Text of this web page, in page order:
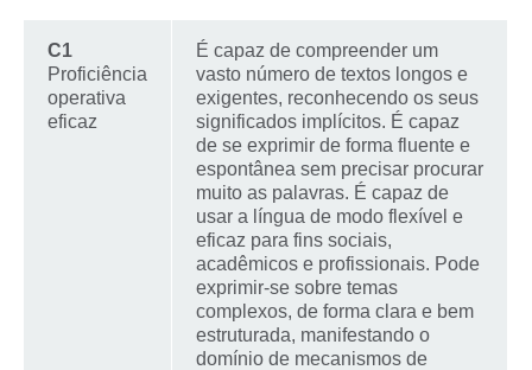
C1
Proficiência
operativa
eficaz
É capaz de compreender um
vasto número de textos longos e
exigentes, reconhecendo os seus
significados implícitos. É capaz
de se exprimir de forma fluente e
espontânea sem precisar procurar
muito as palavras. É capaz de
usar a língua de modo flexível e
eficaz para fins sociais,
acadêmicos e profissionais. Pode
exprimir-se sobre temas
complexos, de forma clara e bem
estruturada, manifestando o
domínio de mecanismos de